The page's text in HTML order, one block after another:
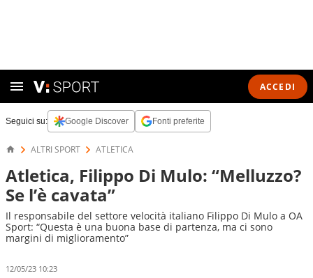
ACCEDI
Seguici su: Google Discover Fonti preferite
ALTRI SPORT ATLETICA
Atletica, Filippo Di Mulo: “Melluzzo?
Se l’è cavata”
Il responsabile del settore velocità italiano Filippo Di Mulo a OA
Sport: “Questa è una buona base di partenza, ma ci sono
margini di miglioramento”
12/05/23 10:23